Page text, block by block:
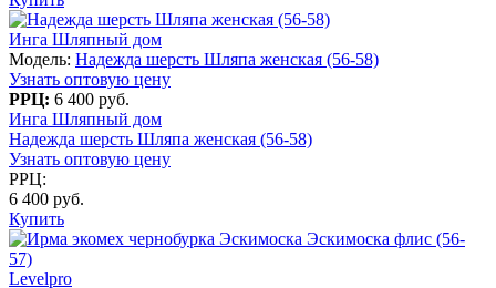
Инга Шляпный дом
Модель: Надежда шерсть Шляпа женская (56-58)
Узнать оптовую цену
РРЦ: 6 400 руб.
Инга Шляпный дом
Надежда шерсть Шляпа женская (56-58)
Узнать оптовую цену
РРЦ:
6 400 руб.
Купить
Levelpro